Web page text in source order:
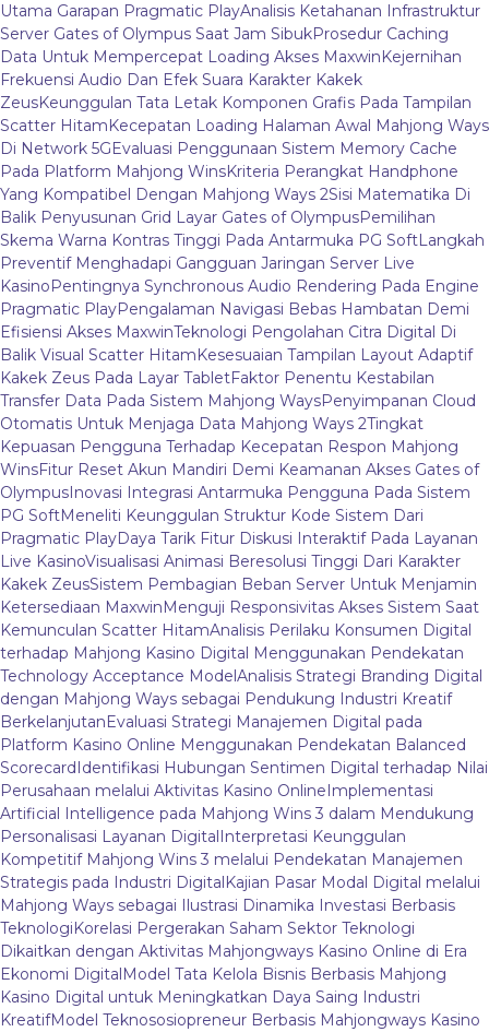
Utama Garapan Pragmatic PlayAnalisis Ketahanan Infrastruktur
Server Gates of Olympus Saat Jam SibukProsedur Caching
Data Untuk Mempercepat Loading Akses Maxwin Kejernihan
Frekuensi Audio Dan Efek Suara Karakter Kakek
ZeusKeunggulan Tata Letak Komponen Grafis Pada Tampilan
Scatter Hitam Kecepatan Loading Halaman Awal Mahjong Ways
Di Network 5G Evaluasi Penggunaan Sistem Memory Cache
Pada Platform Mahjong WinsKriteria Perangkat Handphone
Yang Kompatibel Dengan Mahjong Ways 2Sisi Matematika Di
Balik Penyusunan Grid Layar Gates of OlympusPemilihan
Skema Warna Kontras Tinggi Pada Antarmuka PG SoftLangkah
Preventif Menghadapi Gangguan Jaringan Server Live
Kasino Pentingnya Synchronous Audio Rendering Pada Engine
Pragmatic PlayPengalaman Navigasi Bebas Hambatan Demi
Efisiensi Akses MaxwinTeknologi Pengolahan Citra Digital Di
Balik Visual Scatter Hitam Kesesuaian Tampilan Layout Adaptif
Kakek Zeus Pada Layar TabletFaktor Penentu Kestabilan
Transfer Data Pada Sistem Mahjong WaysPenyimpanan Cloud
Otomatis Untuk Menjaga Data Mahjong Ways 2Tingkat
Kepuasan Pengguna Terhadap Kecepatan Respon Mahjong
WinsFitur Reset Akun Mandiri Demi Keamanan Akses Gates of
Olympus Inovasi Integrasi Antarmuka Pengguna Pada Sistem
PG SoftMeneliti Keunggulan Struktur Kode Sistem Dari
Pragmatic PlayDaya Tarik Fitur Diskusi Interaktif Pada Layanan
Live KasinoVisualisasi Animasi Beresolusi Tinggi Dari Karakter
Kakek ZeusSistem Pembagian Beban Server Untuk Menjamin
Ketersediaan Maxwin Menguji Responsivitas Akses Sistem Saat
Kemunculan Scatter HitamAnalisis Perilaku Konsumen Digital
terhadap Mahjong Kasino Digital Menggunakan Pendekatan
Technology Acceptance Model Analisis Strategi Branding Digital
dengan Mahjong Ways sebagai Pendukung Industri Kreatif
Berkelanjutan Evaluasi Strategi Manajemen Digital pada
Platform Kasino Online Menggunakan Pendekatan Balanced
Scorecard Identifikasi Hubungan Sentimen Digital terhadap Nilai
Perusahaan melalui Aktivitas Kasino Online Implementasi
Artificial Intelligence pada Mahjong Wins 3 dalam Mendukung
Personalisasi Layanan Digital Interpretasi Keunggulan
Kompetitif Mahjong Wins 3 melalui Pendekatan Manajemen
Strategis pada Industri Digital Kajian Pasar Modal Digital melalui
Mahjong Ways sebagai Ilustrasi Dinamika Investasi Berbasis
Teknologi Korelasi Pergerakan Saham Sektor Teknologi
Dikaitkan dengan Aktivitas Mahjongways Kasino Online di Era
Ekonomi Digital Model Tata Kelola Bisnis Berbasis Mahjong
Kasino Digital untuk Meningkatkan Daya Saing Industri
KreatifModel Teknososiopreneur Berbasis Mahjongways Kasino